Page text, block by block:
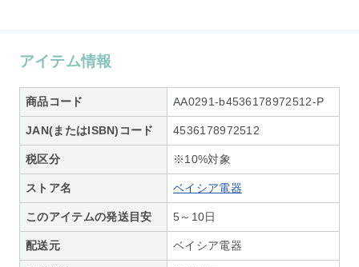
アイテム情報
商品コード AA0291-b4536178972512-P
JAN(またはISBN)コード 4536178972512
税区分 ※10%対象
ストア名 ベイシア電器
このアイテムの発送目安 5～10日
配送元 ベイシア電器